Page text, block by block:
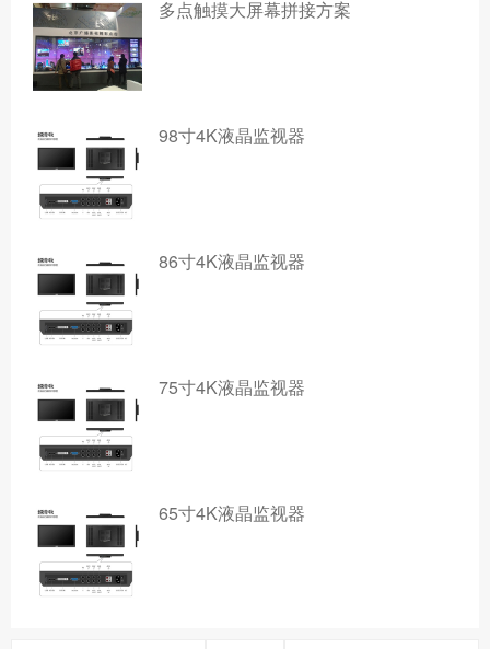
多点触摸大屏幕拼接方案
98寸4K液晶监视器
86寸4K液晶监视器
75寸4K液晶监视器
65寸4K液晶监视器